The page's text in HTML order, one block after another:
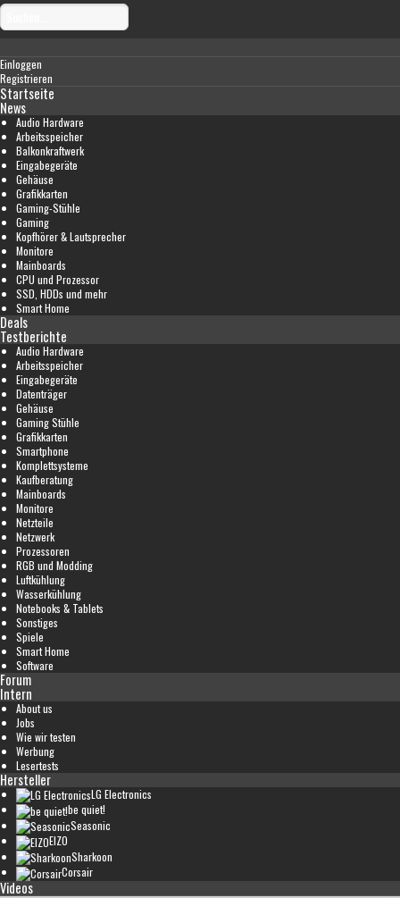
Einloggen
Registrieren
Startseite
News
Audio Hardware
Arbeitsspeicher
Balkonkraftwerk
Eingabegeräte
Gehäuse
Grafikkarten
Gaming-Stühle
Gaming
Kopfhörer & Lautsprecher
Monitore
Mainboards
CPU und Prozessor
SSD, HDDs und mehr
Smart Home
Deals
Testberichte
Audio Hardware
Arbeitsspeicher
Eingabegeräte
Datenträger
Gehäuse
Gaming Stühle
Grafikkarten
Smartphone
Komplettsysteme
Kaufberatung
Mainboards
Monitore
Netzteile
Netzwerk
Prozessoren
RGB und Modding
Luftkühlung
Wasserkühlung
Notebooks & Tablets
Sonstiges
Spiele
Smart Home
Software
Forum
Intern
About us
Jobs
Wie wir testen
Werbung
Lesertests
Hersteller
LG Electronics
be quiet!
Seasonic
EIZO
Sharkoon
Corsair
Videos